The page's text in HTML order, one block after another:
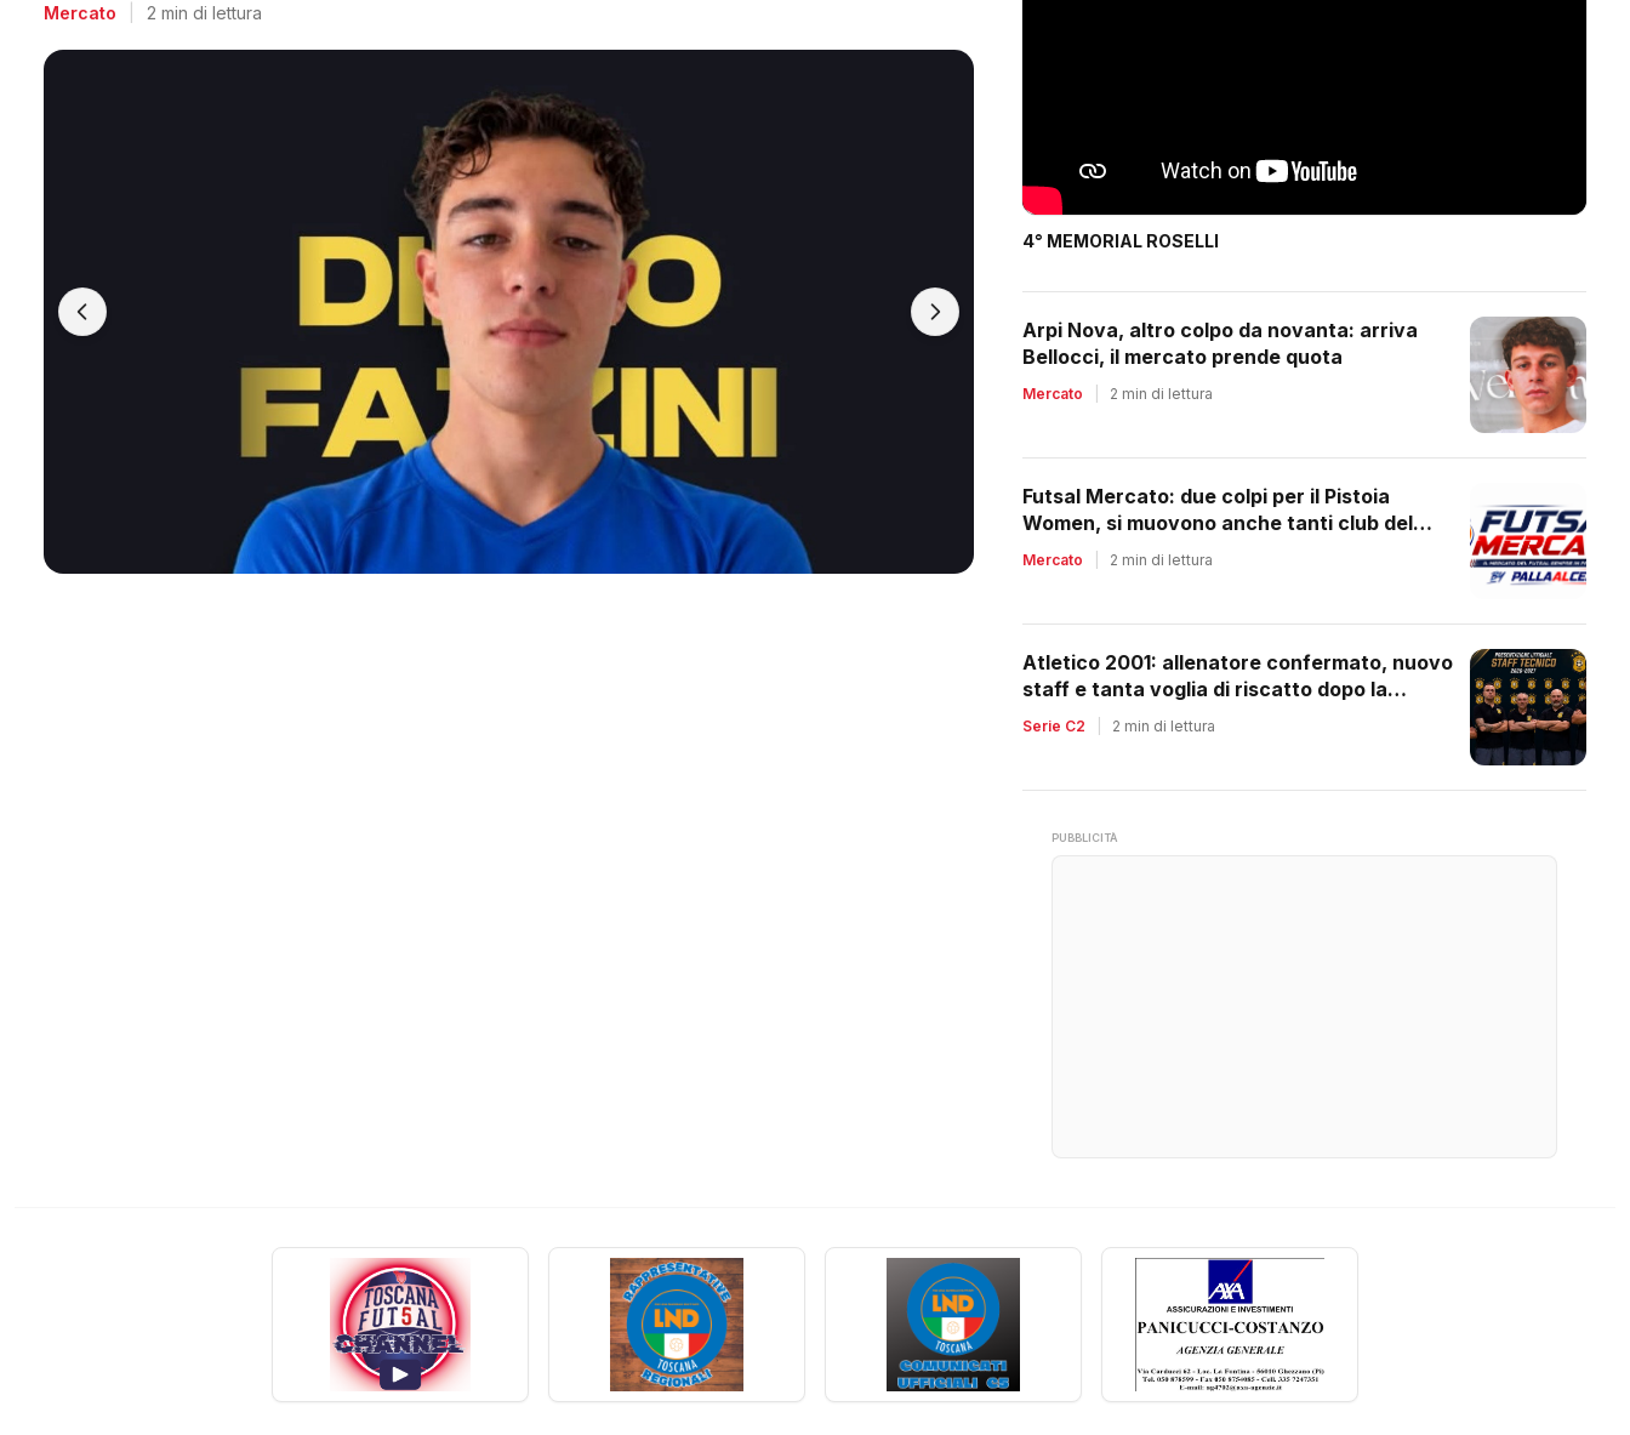
Mercato 2 min di lettura
4° MEMORIAL ROSELLI
Arpi Nova, altro colpo da novanta: arriva
Bellocci, il mercato prende quota
Mercato 2 min di lettura
Futsal Mercato: due colpi per il Pistoia
Women, si muovono anche tanti club del
regionale
Mercato 2 min di lettura
Atletico 2001: allenatore confermato, nuovo
staff e tanta voglia di riscatto dopo la
retrocessione
Serie C2 2 min di lettura
PUBBLICITÀ